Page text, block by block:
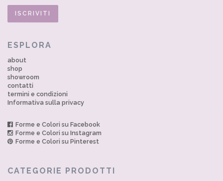
ESPLORA
about
shop
showroom
contatti
termini e condizioni
Informativa sulla privacy
Forme e Colori su Facebook
Forme e Colori su Instagram
Forme e Colori su Pinterest
CATEGORIE PRODOTTI